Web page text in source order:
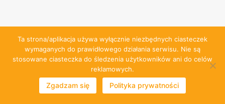
Ta strona/aplikacja używa wyłącznie niezbędnych ciasteczek
wymaganych do prawidłowego działania serwisu. Nie są
stosowane ciasteczka do śledzenia użytkowników ani do celów
reklamowych.
Zgadzam się Polityka prywatności